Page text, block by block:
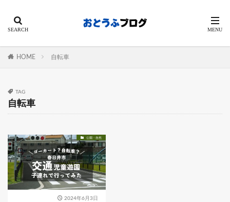
HOME 自転車
TAG
自転車
公園・自然
2024年6月3日